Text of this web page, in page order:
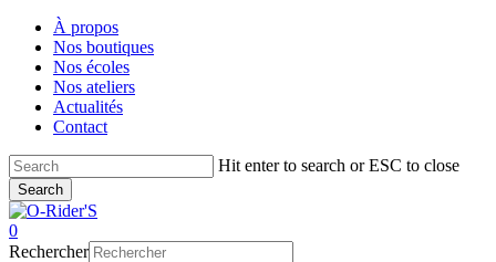
Skip
main
content
À propos
Nos boutiques
Nos écoles
Nos ateliers
Actualités
Contact
Hit enter to search or ESC to close
Search
Close
Search
account
0
Menu
Rechercher